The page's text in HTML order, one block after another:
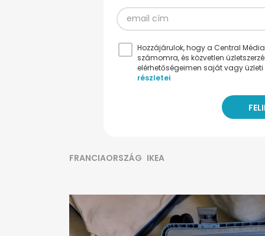
Hozzájárulok, hogy a Central
számomra, és közvetlen
elérhetőségeimen saját vagy
részletei
FRANCIAORSZÁG IKEA